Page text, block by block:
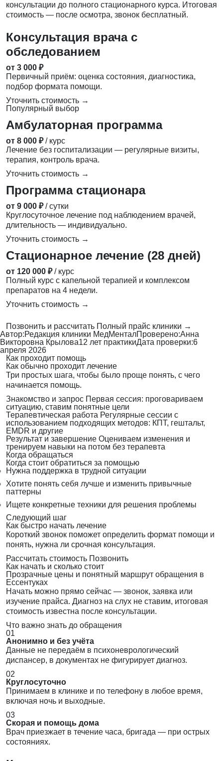
консультации до полного стационарного курса. Итоговая
стоимость — после осмотра, звонок бесплатный.
Консультация врача с
обследованием
от 3 000 ₽
Первичный приём: оценка состояния, диагностика,
подбор формата помощи.
Уточнить стоимость →
Популярный выбор
Амбулаторная программа
от 8 000 ₽ / курс
Лечение без госпитализации — регулярные визиты,
терапия, контроль врача.
Уточнить стоимость →
Программа стационара
от 9 000 ₽ / сутки
Круглосуточное лечение под наблюдением врачей,
длительность — индивидуально.
Уточнить стоимость →
Стационарное лечение (28 дней)
от 120 000 ₽ / курс
Полный курс с капельной терапией и комплексом
препаратов на 4 недели.
Уточнить стоимость →
Позвонить и рассчитать Полный прайс клиники →
Автор:Редакция клиники МедМенталПроверено:Анна
Викторовна Крылова12 лет практикиДата проверки:6
апреля 2026
Как проходит помощь
Как обычно проходит лечение
Три простых шага, чтобы было проще понять, с чего
начинается помощь.
Знакомство и запрос Первая сессия: проговариваем
ситуацию, ставим понятные цели
Терапевтическая работа Регулярные сессии с
использованием подходящих методов: КПТ, гештальт,
EMDR и другие
Результат и завершение Оцениваем изменения и
тренируем навыки на потом без терапевта
Когда обращаться
Когда стоит обратиться за помощью
Нужна поддержка в трудной ситуации
Хотите понять себя лучше и изменить привычные
паттерны
Ищете конкретные техники для решения проблемы
Следующий шаг
Как быстро начать лечение
Короткий звонок поможет определить формат помощи и
понять, нужна ли срочная консультация.
Рассчитать стоимость Позвонить
Как начать и сколько стоит
Прозрачные цены и понятный маршрут обращения в
Ессентуках
Начать можно прямо сейчас — звонок, заявка или
изучение прайса. Диагноз на слух не ставим, итоговая
стоимость известна после консультации.
Что важно знать до обращения
01
Анонимно и без учёта
Данные не передаём в психоневрологический
диспансер, в документах не фигурирует диагноз.
02
Круглосуточно
Принимаем в клинике и по телефону в любое время,
включая ночь и выходные.
03
Скорая и помощь дома
Врач приезжает в течение часа, бригада — при острых
состояниях.